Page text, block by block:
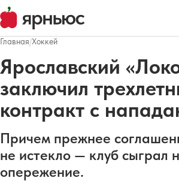
Главная/Хоккей
Ярославский
заключил
контракт с
Причем прежнее
не истекло — клуб сыграл
опережение.